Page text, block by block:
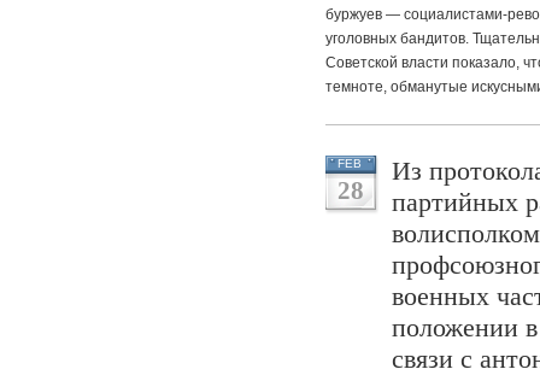
буржуев — социалистами-
уголовных бандитов.
Советской власти показало,
темноте, обманутые
FEB
28
Из
партийных
военных
положении в
связи с